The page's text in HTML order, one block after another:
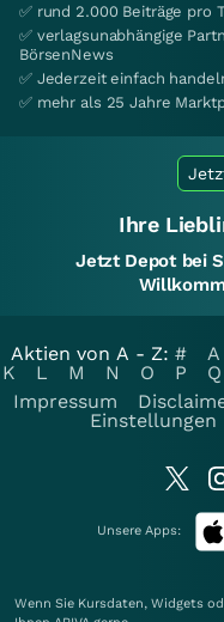
✅ rund 2.000 Beiträge pro
✅ verlagsunabhängige
BörsenNews
✅ Jederzeit einfach
✅ mehr als 25 Jahre
Ihre
Jetzt Depot bei
Aktien von A - Z: # A
K
L M N O P Q
Impressum
Einstellungen
Unsere Apps:
Wenn Sie Kursdaten, Widgets